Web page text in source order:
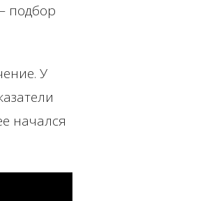
подбор
У
начался